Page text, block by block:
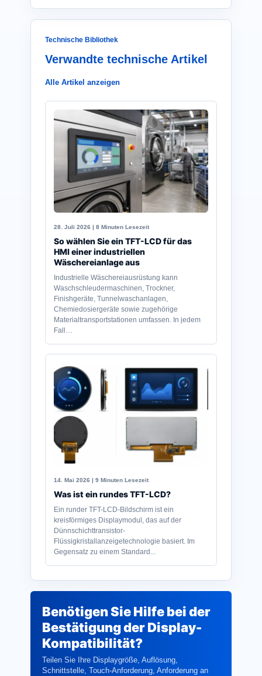
Technische Bibliothek
Verwandte technische Artikel
Alle Artikel anzeigen
28. Juli 2026 | 8 Minuten Lesezeit
So wählen Sie ein TFT-LCD für das
HMI einer industriellen
Wäschereianlage aus
Industrielle Wäschereiausrüstung kann
Waschschleudermaschinen, Trockner,
Finishgeräte, Tunnelwaschanlagen,
Chemiedosiergeräte sowie zugehörige
Materialtransportstationen umfassen. In jedem
Fall…
14. Mai 2026 | 9 Minuten Lesezeit
Was ist ein rundes TFT-LCD?
Ein runder TFT-LCD-Bildschirm ist ein
kreisförmiges Displaymodul, das auf der
Dünnschichttransistor-
Flüssigkristallanzeigetechnologie basiert. Im
Gegensatz zu einem Standard...
Benötigen Sie Hilfe bei der
Bestätigung der Display-
Kompatibilität?
Teilen Sie Ihre Displaygröße, Auflösung,
Schnittstelle, Touch-Anforderung, Anforderung an